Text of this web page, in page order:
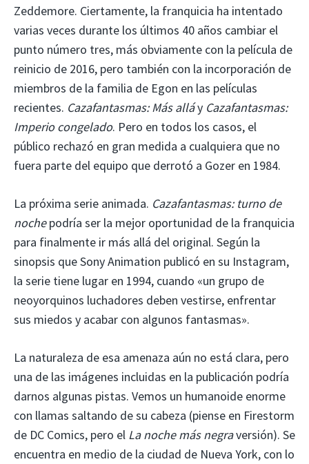
Zeddemore. Ciertamente, la franquicia ha intentado
varias veces durante los últimos 40 años cambiar el
punto número tres, más obviamente con la película de
reinicio de 2016, pero también con la incorporación de
miembros de la familia de Egon en las películas
recientes. Cazafantasmas: Más alláy Cazafantasmas:
Imperio congelado. Pero en todos los casos, el
público rechazó en gran medida a cualquiera que no
fuera parte del equipo que derrotó a Gozer en 1984.
La próxima serie animada. Cazafantasmas: turno de
nochepodría ser la mejor oportunidad de la franquicia
para finalmente ir más allá del original. Según la
sinopsis que Sony Animation publicó en su Instagram,
la serie tiene lugar en 1994, cuando «un grupo de
neoyorquinos luchadores deben vestirse, enfrentar
sus miedos y acabar con algunos fantasmas».
La naturaleza de esa amenaza aún no está clara, pero
una de las imágenes incluidas en la publicación podría
darnos algunas pistas. Vemos un humanoide enorme
con llamas saltando de su cabeza (piense en Firestorm
de DC Comics, pero el La noche más negraversión). Se
encuentra en medio de la ciudad de Nueva York, con lo